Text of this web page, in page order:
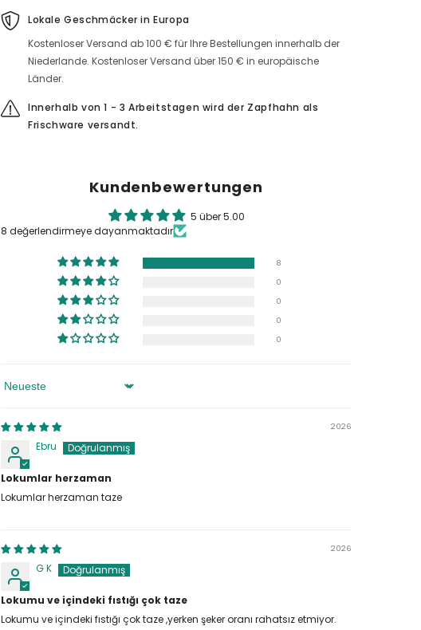
Lokale Geschmäcker in Europa
Kostenloser Versand ab 100 € für Ihre Bestellungen innerhalb der
Niederlande. Kostenloser Versand über 150 € in europäische
Länder.
Innerhalb von 1 - 3 Arbeitstagen wird der Zapfhahn als
Frischware versandt.
Kundenbewertungen
5 über 5.00
8 değerlendirmeye dayanmaktadır
8
0
0
0
0
Sortieren Nach
2026
Ebru
Lokumlar herzaman
Lokumlar herzaman taze
2026
G K
Lokumu ve içindeki fıstığı çok taze
Lokumu ve içindeki fıstığı çok taze ,yerken şeker oranı rahatsız etmiyor.